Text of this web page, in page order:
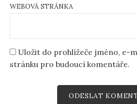
WEBOVÁ STRÁNKA
Uložit do prohlížeče jméno, e-
stránku pro budoucí komentáře.